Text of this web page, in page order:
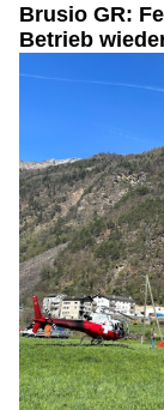
Brusio GR:
Betrieb